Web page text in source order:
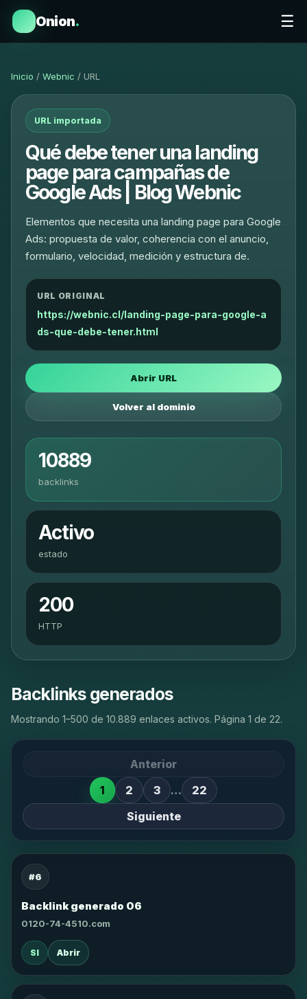
Onion. ☰
Inicio / Webnic / URL
URL importada
Qué debe tener una landing
page para campañas de
Google Ads | Blog Webnic
Elementos que necesita una landing page para Google
Ads: propuesta de valor, coherencia con el anuncio,
formulario, velocidad, medición y estructura de.
URL ORIGINAL
https://webnic.cl/landing-page-para-google-a
ds-que-debe-tener.html
Abrir URL
Volver al dominio
10889
backlinks
Activo
estado
200
HTTP
Backlinks generados
Mostrando 1–500 de 10.889 enlaces activos. Página 1 de 22.
Anterior
1
2 3 …
22
Siguiente
#6
Backlink generado 06
0120-74-4510.com
SI Abrir